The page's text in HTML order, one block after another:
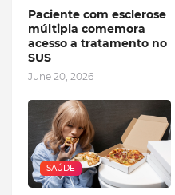
Paciente com esclerose
múltipla comemora
acesso a tratamento no
SUS
June 20, 2026
SAÚDE